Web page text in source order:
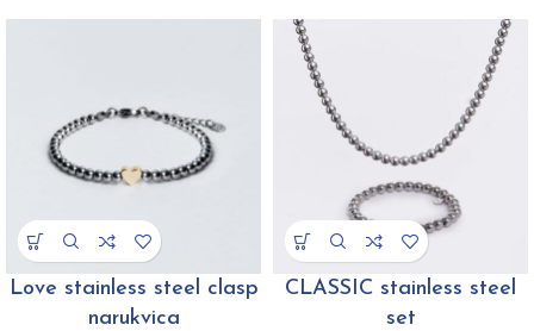
Love stainless steel clasp
narukvica
CLASSIC stainless steel
set